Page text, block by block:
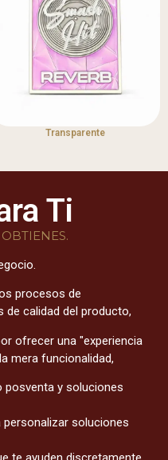
Transparente
Ti
procesos de
calidad del producto,
ofrecer una "experiencia
mera funcionalidad,
posventa y soluciones
soluciones